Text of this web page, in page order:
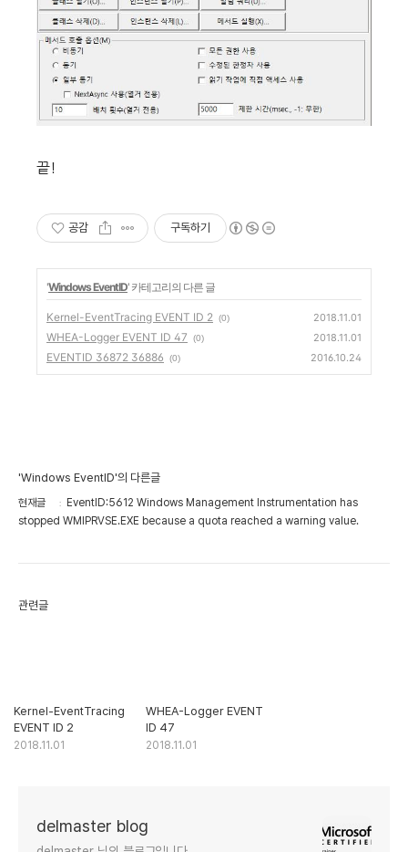
끝!
공감 구독하기
'Windows EventID' 카테고리의 다른 글
Kernel-EventTracing EVENT ID 2 (0) 2018.11.01
WHEA-Logger EVENT ID 47 (0) 2018.11.01
EVENTID 36872 36886 (0) 2016.10.24
'Windows EventID'의 다른글
현재글
EventID:5612 Windows Management Instrumentation has
stopped WMIPRVSE.EXE because a quota reached a warning value.
관련글
Kernel-EventTracing
EVENT ID 2
2018.11.01
WHEA-Logger EVENT
ID 47
2018.11.01
delmaster blog